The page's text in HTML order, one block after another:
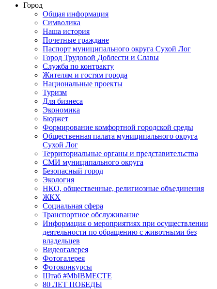
Город
Общая информация
Символика
Наша история
Почетные граждане
Паспорт муниципального округа Сухой Лог
Город Трудовой Доблести и Славы
Служба по контракту
Жителям и гостям города
Национальные проекты
Туризм
Для бизнеса
Экономика
Бюджет
Формирование комфортной городской среды
Общественная палата муниципального округа
Сухой Лог
Территориальные органы и представительства
СМИ муниципального округа
Безопасный город
Экология
НКО, общественные, религиозные объединения
ЖКХ
Социальная сфера
Транспортное обслуживание
Информация о мероприятиях при осуществлении
деятельности по обращению с животными без
владельцев
Видеогалерея
Фотогалерея
Фотоконкурсы
Штаб #MbIBMECTE
80 ЛЕТ ПОБЕДЫ